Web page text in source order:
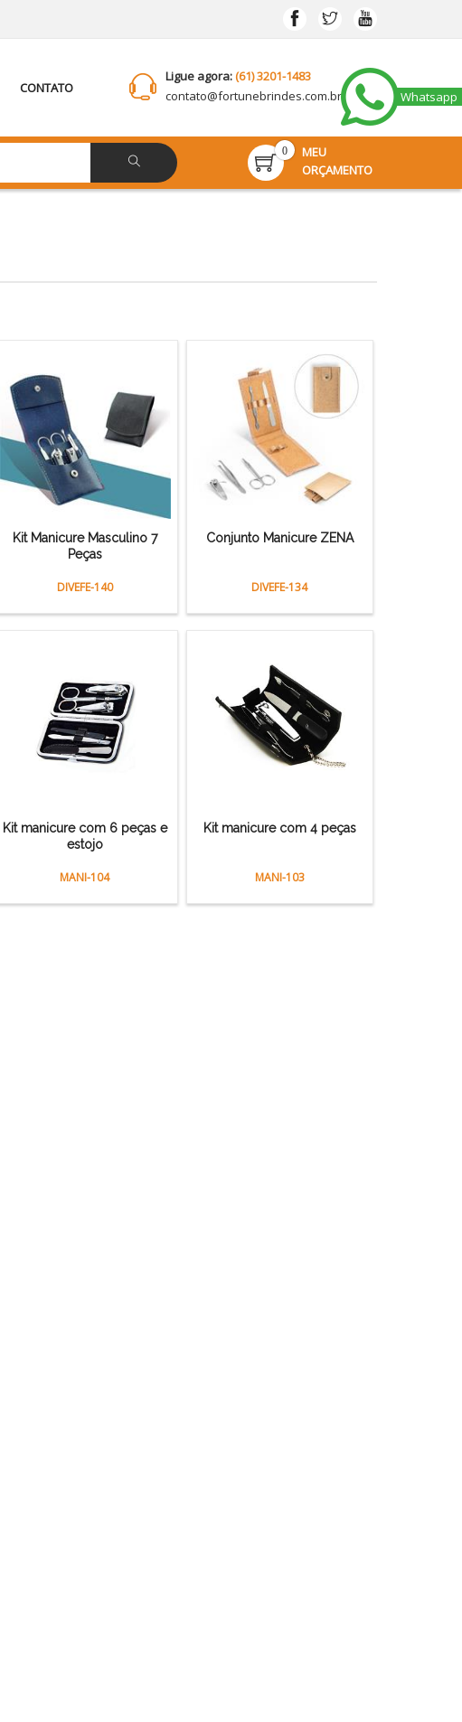
Whatsapp
CONTATO
Ligue agora:(61) 3201-1483
contato@fortunebrindes.com.br
0
MEU
ORÇAMENTO
Kit Manicure Masculino 7
Peças
DIVEFE-140
Conjunto Manicure ZENA
DIVEFE-134
Kit manicure com 6 peças e
estojo
MANI-104
Kit manicure com 4 peças
MANI-103